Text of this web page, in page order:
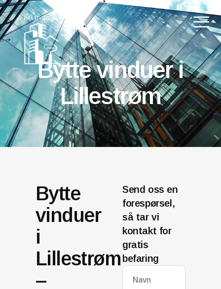
Bytte vinduer i
Lillestrøm
Bytte
vinduer
i
Lillestrøm
–
Send oss en
forespørsel,
så tar vi
kontakt for
gratis
befaring